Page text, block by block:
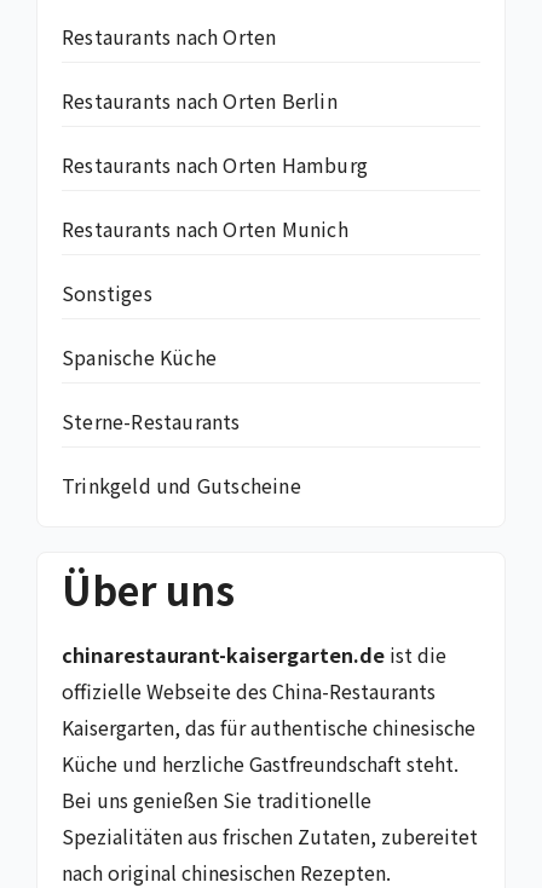
Restaurants nach Orten
Restaurants nach Orten Berlin
Restaurants nach Orten Hamburg
Restaurants nach Orten Munich
Sonstiges
Spanische Küche
Sterne-Restaurants
Trinkgeld und Gutscheine
Über uns
chinarestaurant-kaisergarten.de ist die
offizielle Webseite des China-Restaurants
Kaisergarten, das für authentische chinesische
Küche und herzliche Gastfreundschaft steht.
Bei uns genießen Sie traditionelle
Spezialitäten aus frischen Zutaten, zubereitet
nach original chinesischen Rezepten.